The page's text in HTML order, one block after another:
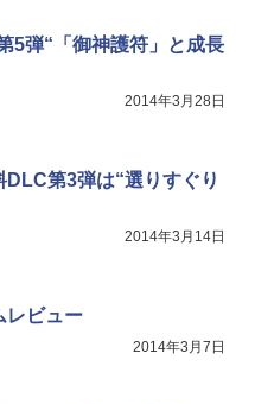
5弾“「御神護符」と成長
2014年3月28日
第3弾は“選りすぐり
2014年3月14日
レビュー
2014年3月7日